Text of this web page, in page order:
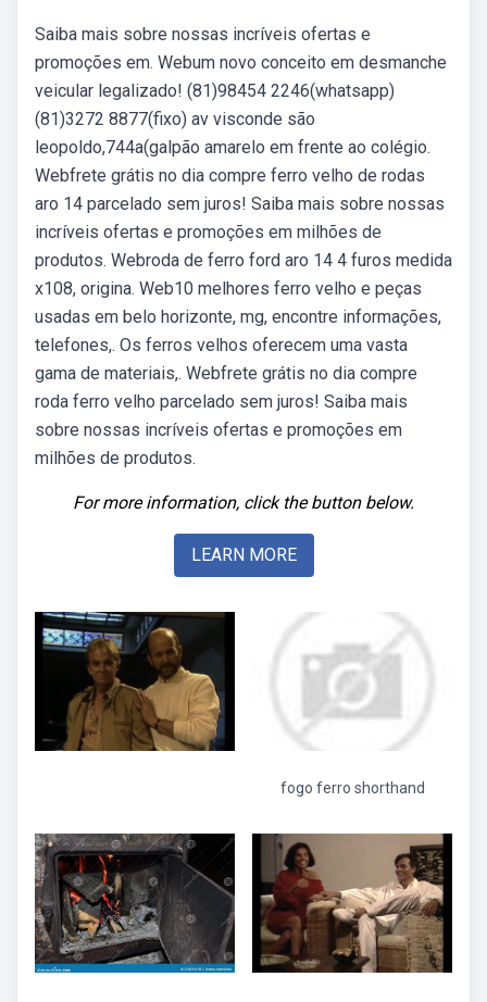
Saiba mais sobre nossas incríveis ofertas e
promoções em. Webum novo conceito em desmanche
veicular legalizado! (81)98454 2246(whatsapp)
(81)3272 8877(fixo) av visconde são
leopoldo,744a(galpão amarelo em frente ao colégio.
Webfrete grátis no dia compre ferro velho de rodas
aro 14 parcelado sem juros! Saiba mais sobre nossas
incríveis ofertas e promoções em milhões de
produtos. Webroda de ferro ford aro 14 4 furos medida
x108, origina. Web10 melhores ferro velho e peças
usadas em belo horizonte, mg, encontre informações,
telefones,. Os ferros velhos oferecem uma vasta
gama de materiais,. Webfrete grátis no dia compre
roda ferro velho parcelado sem juros! Saiba mais
sobre nossas incríveis ofertas e promoções em
milhões de produtos.
For more information, click the button below.
LEARN MORE
fogo ferro shorthand